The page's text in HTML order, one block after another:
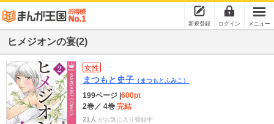
新規登録 ログイン メニュー
ヒメジオンの宴(2)
女性
まつもと史子 （まつもとふみこ）
199ページ 600pt
2巻／ 4巻 完結
21人 がお気に入り登録中